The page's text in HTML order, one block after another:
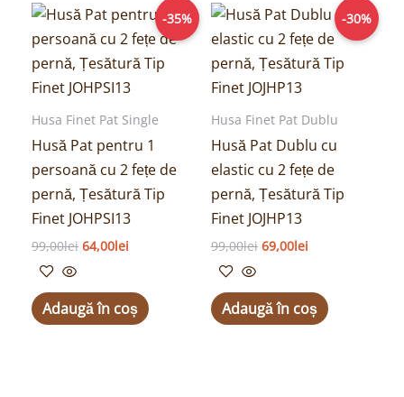
-35%
Husa Finet Pat Single
Husă Pat pentru 1
persoană cu 2 fețe de
pernă, Țesătură Tip
Finet JOHPSI13
99,00lei
Prețul
inițial
a
fost:
99,00lei.
64,00lei
Prețul
curent
este:
64,00lei.
Adaugă în coș
-30%
Husa Finet Pat Dublu
Husă Pat Dublu cu
elastic cu 2 fețe de
pernă, Țesătură Tip
Finet JOJHP13
99,00lei
Prețul
a
fost:
99,00lei.
69,00lei
Prețul
curent
este:
69,00lei.
Adaugă în coș